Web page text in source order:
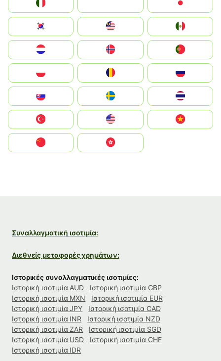
South Korea
United States
中國香港特別行政區
Συναλλαγματική ισοτιμία:
Διεθνείς μεταφορές χρημάτων:
Ιστορικές συναλλαγματικές ισοτιμίες:
Ιστορική ισοτιμία AUD
Ιστορική ισοτιμία GBP
Ιστορική ισοτιμία MXN
Ιστορική ισοτιμία EUR
Ιστορική ισοτιμία JPY
Ιστορική ισοτιμία CAD
Ιστορική ισοτιμία INR
Ιστορική ισοτιμία NZD
Ιστορική ισοτιμία ZAR
Ιστορική ισοτιμία SGD
Ιστορική ισοτιμία USD
Ιστορική ισοτιμία CHF
Ιστορική ισοτιμία IDR